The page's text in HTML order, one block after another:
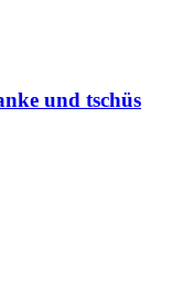
und tschüs